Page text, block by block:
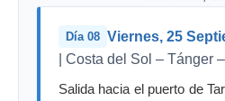
Día 08 Viernes, 25
| Costa del Sol – Tánger
Salida hacia el puerto de